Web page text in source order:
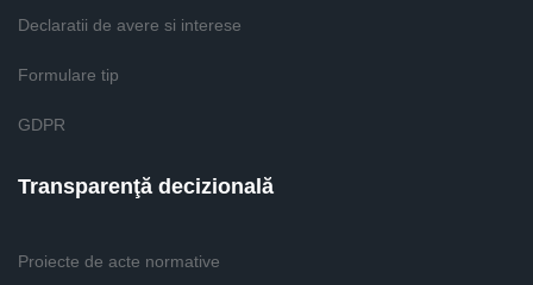
Declaratii de avere si interese
Formulare tip
GDPR
Transparenţă decizională
Proiecte de acte normative